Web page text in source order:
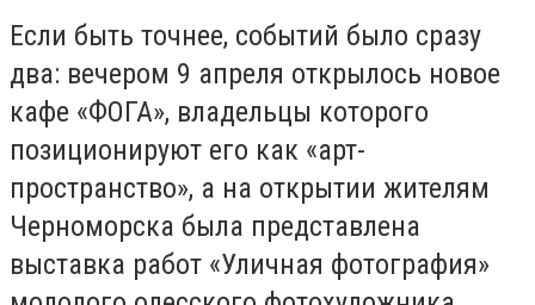
Если быть точнее, событий было сразу
два: вечером 9 апреля открылось новое
кафе «ФОГА», владельцы которого
позиционируют его как «арт-
пространство», а на открытии жителям
Черноморска была представлена
выставка работ «Уличная фотография»